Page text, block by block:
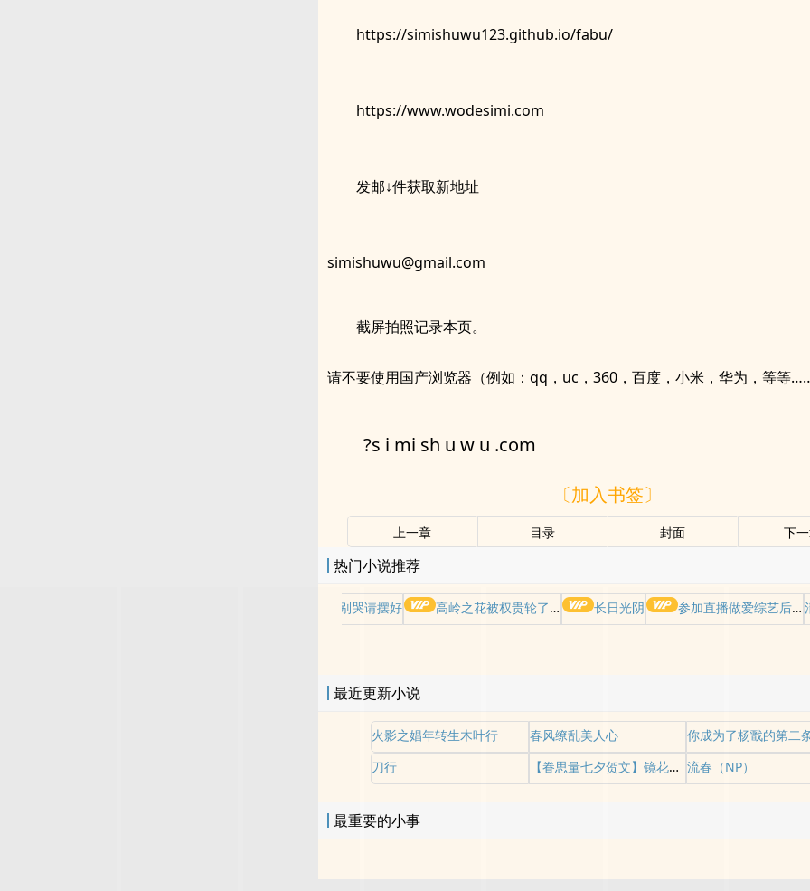
https://simishuwu123.github.io/fabu/
https://www.wodesimi.com
发邮↓件获取新地址
simishuwu@gmail.com
截屏拍照记录本页。
请不要使用国产浏览器（例如：qq，uc，360，百度，小米，华为，等等
?s i mi sh u w u .com
〔加入书签〕
上一章 目录 封面 下
热门小说推荐
老师别哭请摆好 高岭之花被权贵轮了后 长日光阴 参加直播做爱综艺后我火了(NPH)
最近更新小说
火影之娼年转生木叶行 春风缭乱美人心
你成为了杨戬的第二
刀行
【眷思量七夕贺文】镜花水月 流春（NP）
最重要的小事